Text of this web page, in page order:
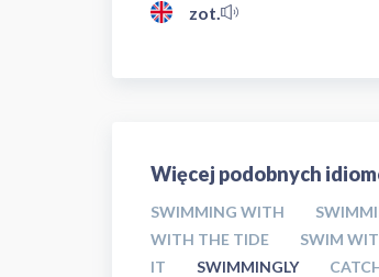
zot.
Więcej podobnych
SWIMMING WITH
WITH THE TIDE
SWIM
IT
SWIMMINGLY